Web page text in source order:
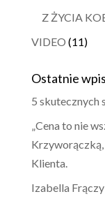
Z ŻYCIA
VIDEO (11)
Ostatnie
5 skutecznych
„Cena to nie
Krzyworączką,
Klienta.
Izabella